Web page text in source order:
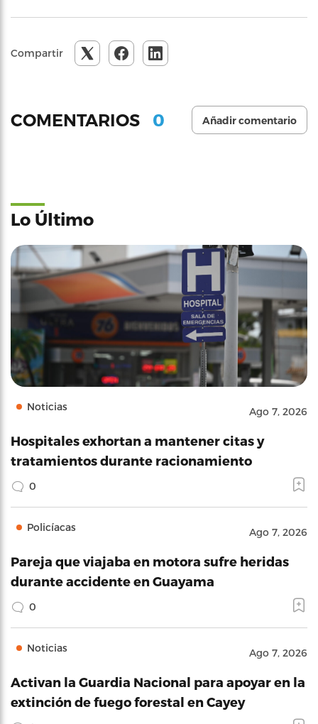
Compartir
COMENTARIOS 0 Añadir comentario
Lo Último
Noticias Ago 7, 2026
Hospitales exhortan a mantener citas y
tratamientos durante racionamiento
0
Policíacas Ago 7, 2026
Pareja que viajaba en motora sufre heridas
durante accidente en Guayama
0
Noticias Ago 7, 2026
Activan la Guardia Nacional para apoyar en la
extinción de fuego forestal en Cayey